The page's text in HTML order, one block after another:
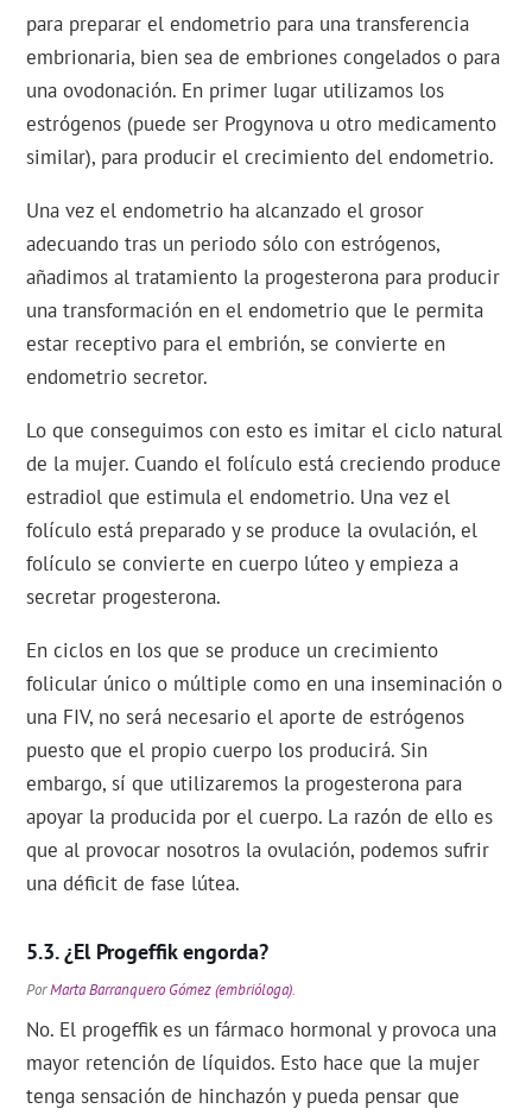
para preparar el endometrio para una transferencia
embrionaria, bien sea de embriones congelados o para
una ovodonación. En primer lugar utilizamos los
estrógenos (puede ser Progynova u otro medicamento
similar), para producir el crecimiento del endometrio.
Una vez el endometrio ha alcanzado el grosor
adecuando tras un periodo sólo con estrógenos,
añadimos al tratamiento la progesterona para producir
una transformación en el endometrio que le permita
estar receptivo para el embrión, se convierte en
endometrio secretor.
Lo que conseguimos con esto es imitar el ciclo natural
de la mujer. Cuando el folículo está creciendo produce
estradiol que estimula el endometrio. Una vez el
folículo está preparado y se produce la ovulación, el
folículo se convierte en cuerpo lúteo y empieza a
secretar progesterona.
En ciclos en los que se produce un crecimiento
folicular único o múltiple como en una inseminación o
una FIV, no será necesario el aporte de estrógenos
puesto que el propio cuerpo los producirá. Sin
embargo, sí que utilizaremos la progesterona para
apoyar la producida por el cuerpo. La razón de ello es
que al provocar nosotros la ovulación, podemos sufrir
una déficit de fase lútea.
¿El Progeffik engorda?
PorMarta Barranquero Gómez (embrióloga).
No. El progeffik es un fármaco hormonal y provoca una
mayor retención de líquidos. Esto hace que la mujer
tenga sensación de hinchazón y pueda pensar que